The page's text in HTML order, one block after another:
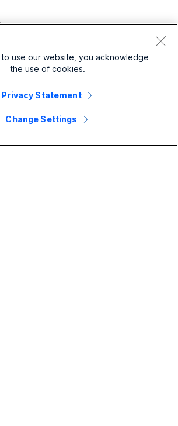
dintr-un element de acțiune cu
include un element de acțiune
și invitații întâlnirii.
detaliile, pot face orice modificări
Această funcție este disponibilă
use our website, you acknowledge
the use of cookies.
Privacy Statement
Change Settings